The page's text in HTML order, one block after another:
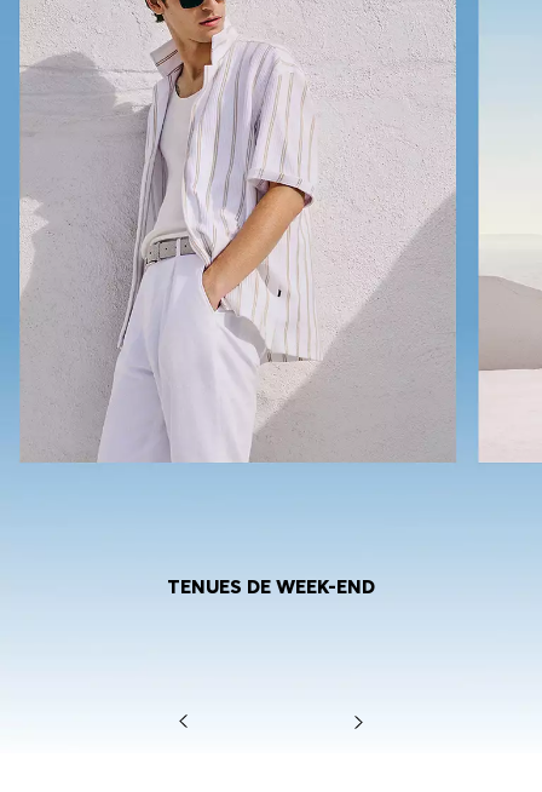
TENUES DE WEEK-END